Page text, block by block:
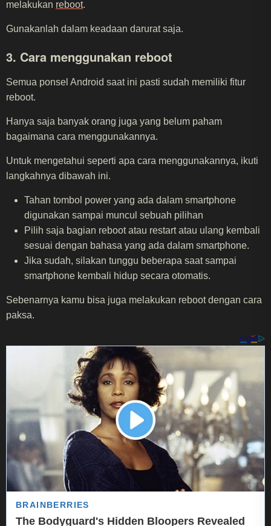
melakukan reboot.
Gunakanlah dalam keadaan darurat saja.
3. Cara menggunakan reboot
Semua ponsel Android saat ini pasti sudah memiliki fitur
reboot.
Hanya saja banyak orang juga yang belum paham
bagaimana cara menggunakannya.
Untuk mengetahui seperti apa cara menggunakannya, ikuti
langkahnya dibawah ini.
Tahan tombol power yang ada dalam smartphone
digunakan sampai muncul sebuah pilihan
Pilih saja bagian reboot atau restart atau ulang kembali
sesuai dengan bahasa yang ada dalam smartphone.
Jika sudah, silakan tunggu beberapa saat sampai
smartphone kembali hidup secara otomatis.
Sebenarnya kamu bisa juga melakukan reboot dengan cara
paksa.